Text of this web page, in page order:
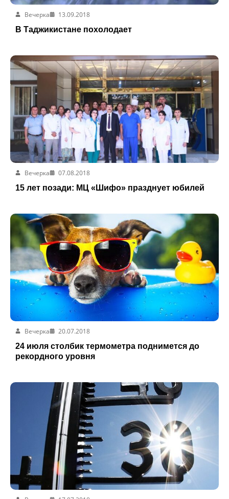
Вечерка
13.09.2018
В Таджикистане похолодает
Вечерка
07.08.2018
15 лет позади: МЦ «Шифо» празднует юбилей
Вечерка
20.07.2018
24 июля столбик термометра поднимется до
рекордного уровня